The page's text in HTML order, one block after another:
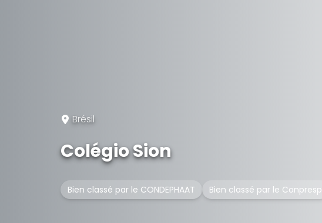
Brésil
Colégio Sion
Bien classé par le CONDEPHAAT Bien classé par le Conpresp